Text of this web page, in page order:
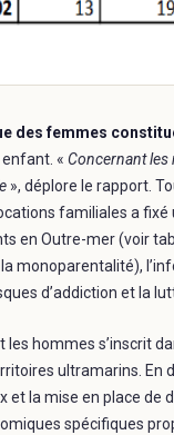
des femmes
« Concernant les
», déplore le rapport.
familiales a
en Outre-mer (voir
monoparentalité),
d’addiction et la
hommes s’inscrit
ultramarins.
et la mise en place
spécifiques